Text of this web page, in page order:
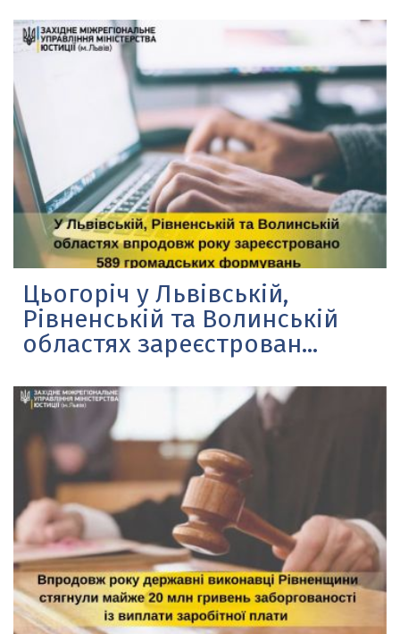
Цьогоріч у Львівській,
Рівненській та Волинській
областях зареєстрован...